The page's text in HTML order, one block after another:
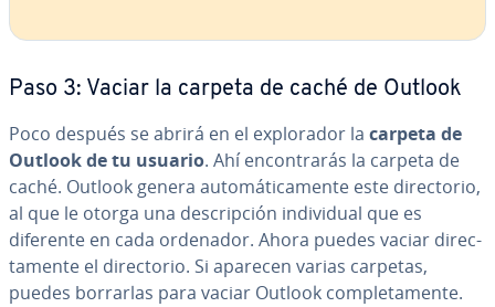
Paso 3: Vaciar la carpeta de caché de Outlook
Poco después se abrirá en el ex­plo­ra­dor la carpeta de
Outlook de tu usuario. Ahí en­co­n­tra­rás la carpeta de
caché. Outlook genera au­to­má­ti­ca­me­n­te este di­re­c­to­rio,
al que le otorga una de­s­cri­p­ción in­di­vi­dual que es
diferente en cada ordenador. Ahora puedes vaciar di­re­c­
ta­me­n­te el di­re­c­to­rio. Si aparecen varias carpetas,
puedes borrarlas para vaciar Outlook co­m­ple­ta­me­n­te.